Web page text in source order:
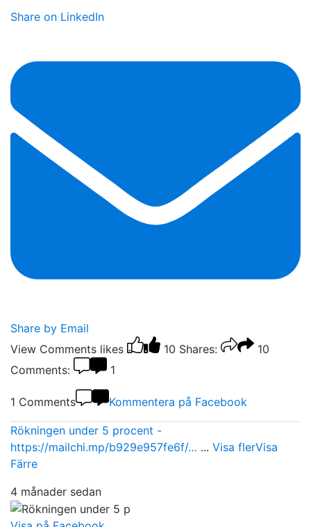
Share on LinkedIn
Share by Email
View Comments likes 10 Shares:
10
Comments:
1
1 Comments Kommentera på Facebook
Rökningen under 5 procent -
https://mailchi.mp/b929e957fe6f/… ... Visa flerVisa
Färre
4 månader sedan